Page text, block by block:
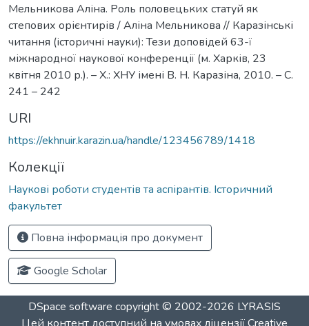
Мельникова Аліна. Роль половецьких статуй як
степових орієнтирів / Аліна Мельникова // Каразінські
читання (історичні науки): Тези доповідей 63-ї
міжнародної наукової конференції (м. Харків, 23
квітня 2010 р.). – Х.: ХНУ імені В. Н. Каразіна, 2010. – С.
241 – 242
URI
https://ekhnuir.karazin.ua/handle/123456789/1418
Колекції
Наукові роботи студентів та аспірантів. Історичний
факультет
Повна інформація про документ
Google Scholar
DSpace software copyright © 2002-2026 LYRASIS